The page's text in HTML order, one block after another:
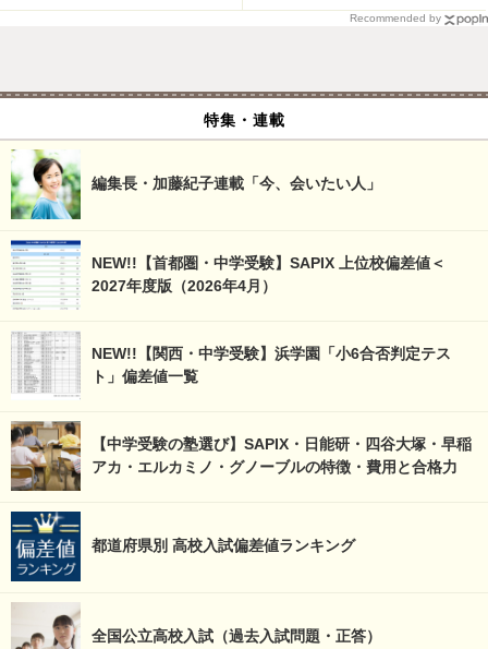
Recommended by
特集・連載
編集長・加藤紀子連載「今、会いたい人」
NEW!!【首都圏・中学受験】SAPIX 上位校偏差値＜
2027年度版（2026年4月）
NEW!!【関西・中学受験】浜学園「小6合否判定テス
ト」偏差値一覧
【中学受験の塾選び】SAPIX・日能研・四谷大塚・早稲
アカ・エルカミノ・グノーブルの特徴・費用と合格力
都道府県別 高校入試偏差値ランキング
全国公立高校入試（過去入試問題・正答）